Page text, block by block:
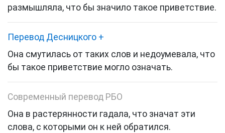
размышляла, что бы значило такое приветствие.
Перевод Десницкого +
Она смутилась от таких слов и недоумевала, что
бы такое приветствие могло означать.
Современный перевод РБО
Она в растерянности гадала, что значат эти
слова, с которыми он к ней обратился.